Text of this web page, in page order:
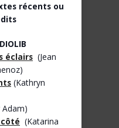
récents ou
éclairs (Jean
(Kathryn
Adam)
(Katarina